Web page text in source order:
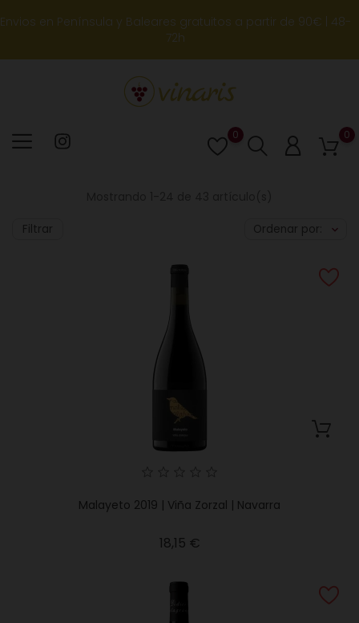
Envios en Península y Baleares gratuitos a partir de 90€ | 48-
72h
0
Lista
de
0
Filtrar Ordenar por:
Malayeto 2019 | Viña Zorzal | Navarra
18,15 €